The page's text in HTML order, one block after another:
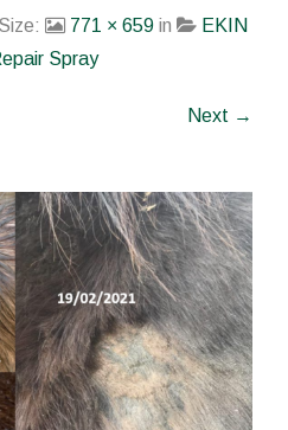
771 × 659 in
EKIN
Spray
Next →